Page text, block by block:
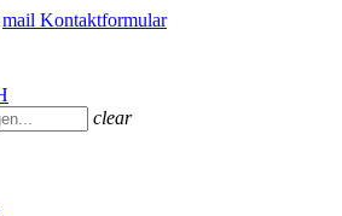
mail Kontaktformular
clear